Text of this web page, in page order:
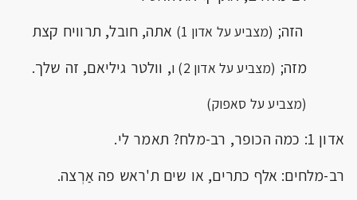
הזה; (מצביע על אדון 1)
אתה, חובל, תרוויח קצת
מזה; (מצביע על אדון 2) ו , וולטר גיליאם, זה שלך.
(מצביע על סאפוק)
אדון 1: כמה הכופר, רב-מלח? תאמר לי.
רב-מלחים: אלף כתרים, או שים ת'ראש פה אַרְצה.